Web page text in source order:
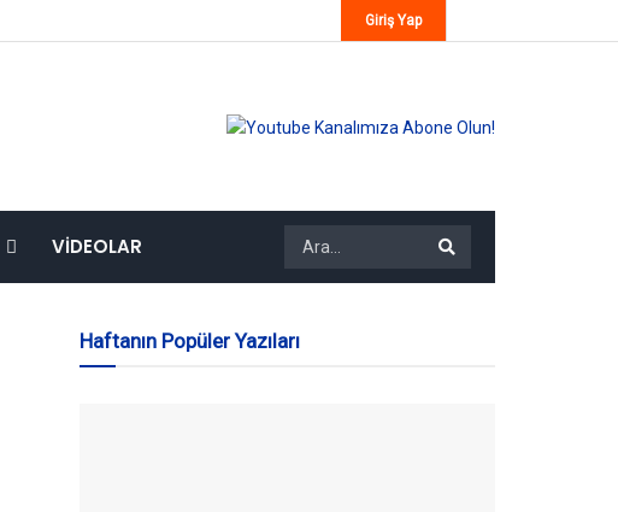
Giriş Yap
VIDEOLAR
Haftanın Popüler Yazıları